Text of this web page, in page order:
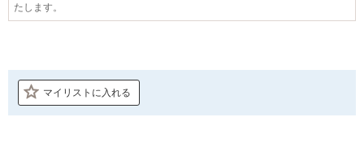
たします。
マイリストに入れる